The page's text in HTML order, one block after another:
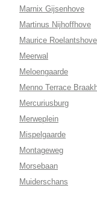
Marnix Gijsenhove
Martinus Nijhoffhove
Maurice Roelantshove
Meerwal
Meloengaarde
Menno Terrace
Mercuriusburg
Merweplein
Mispelgaarde
Montageweg
Morsebaan
Muiderschans